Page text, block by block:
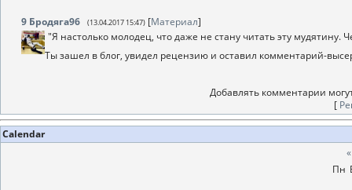
9 Бродяга96 (13.04.2017 15:47) [Материал]
"Я настолько молодец, что даже не стану читать эту мудятину.
Ты зашел в блог, увидел рецензию и оставил комментарий-
Добавлять комментарии
[
Calendar
«
Пн